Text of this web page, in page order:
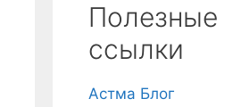
Полезные
ссылки
Астма Блог